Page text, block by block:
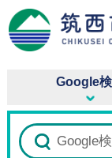
Google